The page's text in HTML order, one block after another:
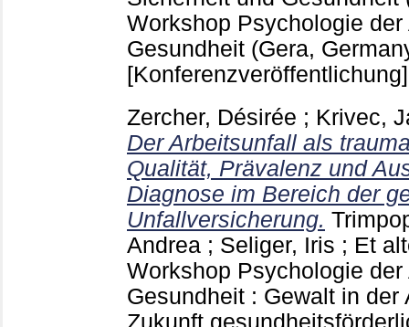
Workshop Psychologie
Gesundheit (Gera,
[Konferenzveröffentlichung]
Zercher, Désirée ; Krivec,
Der Arbeitsunfall als
Qualität, Prävalenz und
Diagnose im Bereich der
Unfallversicherung.
Andrea ; Seliger, Iris ; Et
Workshop Psychologie
Gesundheit : Gewalt in
Zukunft